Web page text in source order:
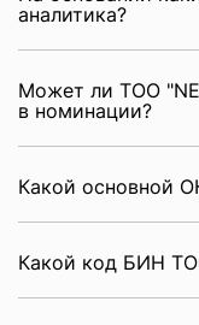
аналитика?
Может ли ТОО
в номинации?
Какой основной
Какой код БИН